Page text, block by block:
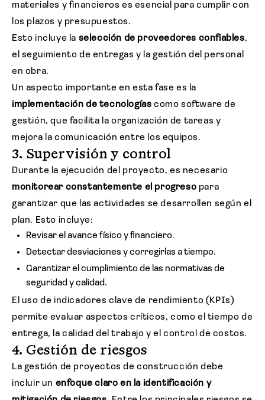
materiales y financieros es esencial para cumplir con
los plazos y presupuestos.
Esto incluye la selección de proveedores confiables,
el seguimiento de entregas y la gestión del personal
en obra.
Un aspecto importante en esta fase es la
implementación de tecnologías como software de
gestión, que facilita la organización de tareas y
mejora la comunicación entre los equipos.
3. Supervisión y control
Durante la ejecución del proyecto, es necesario
monitorear constantemente el progreso para
garantizar que las actividades se desarrollen según el
plan. Esto incluye:
Revisar el avance físico y financiero.
Detectar desviaciones y corregirlas a tiempo.
Garantizar el cumplimiento de las normativas de
seguridad y calidad.
El uso de indicadores clave de rendimiento (KPIs)
permite evaluar aspectos críticos, como el tiempo de
entrega, la calidad del trabajo y el control de costos.
4. Gestión de riesgos
La gestión de proyectos de construcción debe
incluir un enfoque claro en la identificación y